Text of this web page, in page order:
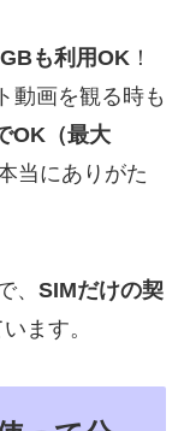
も利用OK ！
動画を観る時も
OK（最大
当にありがた
、 SIMだけの契
ます。